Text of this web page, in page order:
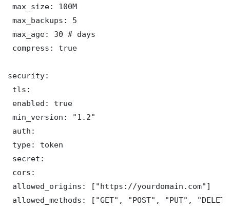
max_size: 100M
max_backups: 5
max_age: 30 # days
compress: true
security:
tls:
enabled: true
min_version: "1.2"
auth:
type: token
secret:
cors:
allowed_origins: ["https://yourdomain.com"]
allowed_methods: ["GET", "POST", "PUT",